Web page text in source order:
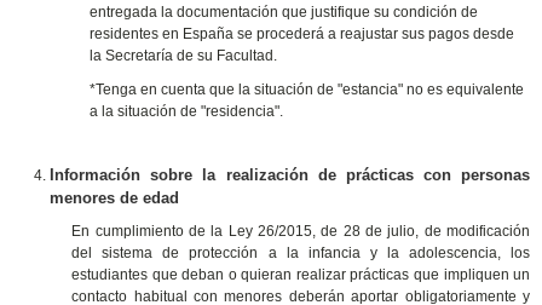
entregada la documentación que justifique su condición de
residentes en España se procederá a reajustar sus pagos desde
la Secretaría de su Facultad.
*Tenga en cuenta que la situación de "estancia" no es equivalente
a la situación de "residencia".
Información sobre la realización de prácticas con personas
menores de edad
En cumplimiento de la Ley 26/2015, de 28 de julio, de modificación
del sistema de protección a la infancia y la adolescencia, los
estudiantes que deban o quieran realizar prácticas que impliquen un
contacto habitual con menores deberán aportar obligatoriamente y